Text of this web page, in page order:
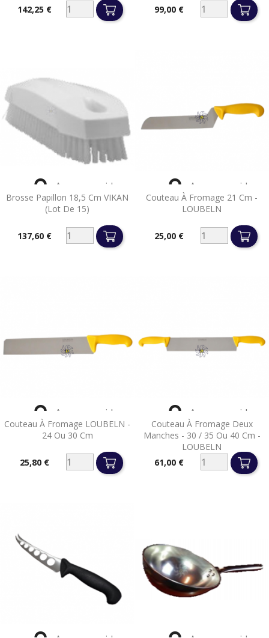
142,25 € 99,00 €
Brosse Papillon 18,5 Cm VIKAN
(lot De 15)
137,60 €
 Aperçu rapide
Couteau À Fromage 21 Cm -
LOUBELN
25,00 €
 Aperçu rapide
Couteau À Fromage LOUBELN -
24 Ou 30 Cm
25,80 €
 Aperçu rapide
Couteau À Fromage Deux
Manches - 30 / 35 Ou 40 Cm -
LOUBELN
61,00 €
 Aperçu rapide